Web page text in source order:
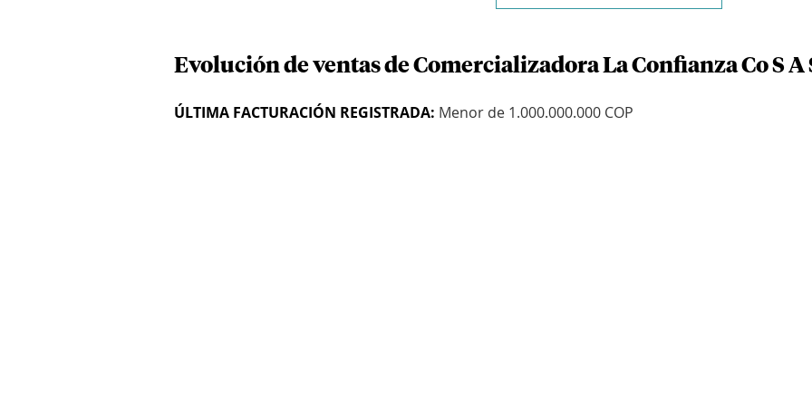
Evolución de ventas de Comercializadora La Confianza Co S A
ÚLTIMA FACTURACIÓN REGISTRADA: Menor de 1.000.000.000 COP